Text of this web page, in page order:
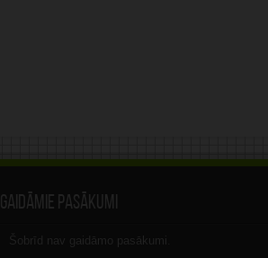
Gaidāmie pasākumi
Šobrīd nav gaidāmo pasākumi.